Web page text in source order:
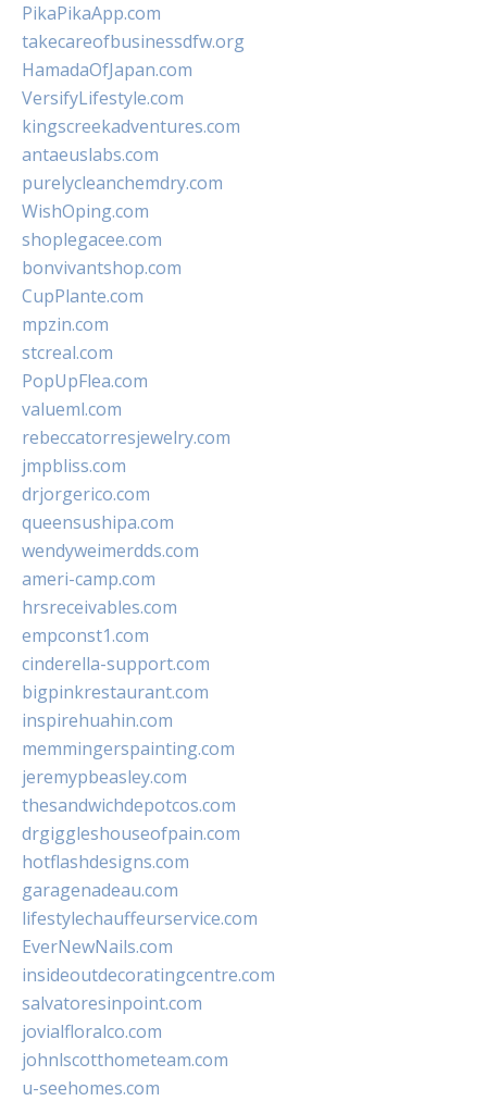
PikaPikaApp.com
takecareofbusinessdfw.org
HamadaOfJapan.com
VersifyLifestyle.com
kingscreekadventures.com
antaeuslabs.com
purelycleanchemdry.com
WishOping.com
shoplegacee.com
bonvivantshop.com
CupPlante.com
mpzin.com
stcreal.com
PopUpFlea.com
valueml.com
rebeccatorresjewelry.com
jmpbliss.com
drjorgerico.com
queensushipa.com
wendyweimerdds.com
ameri-camp.com
hrsreceivables.com
empconst1.com
cinderella-support.com
bigpinkrestaurant.com
inspirehuahin.com
memmingerspainting.com
jeremypbeasley.com
thesandwichdepotcos.com
drgiggleshouseofpain.com
hotflashdesigns.com
garagenadeau.com
lifestylechauffeurservice.com
EverNewNails.com
insideoutdecoratingcentre.com
salvatoresinpoint.com
jovialfloralco.com
johnlscotthometeam.com
u-seehomes.com